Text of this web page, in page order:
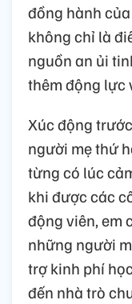
đồng hành
không chỉ là
nguồn an ủi
thêm động lực
Xúc động
người mẹ thứ
từng có lúc
khi được các
động viên, em
những người
trợ kinh phí
đến nhà trò